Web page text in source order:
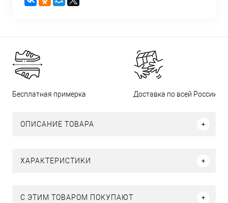
Бесплатная примерка Доставка по всей России
ОПИСАНИЕ ТОВАРА
ХАРАКТЕРИСТИКИ
С ЭТИМ ТОВАРОМ ПОКУПАЮТ